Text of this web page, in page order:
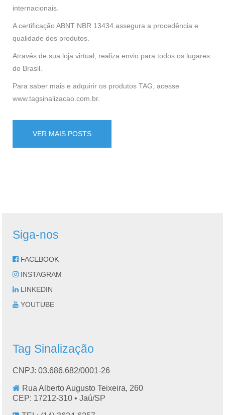
internacionais.
A certificação ABNT NBR 13434 assegura a procedência e
qualidade dos produtos.
Através de sua loja virtual, realiza envio para todos os lugares
do Brasil.
Para saber mais e adquirir os produtos TAG, acesse
www.tagsinalizacao.com.br.
VER MAIS POSTS
Siga-nos
FACEBOOK
INSTAGRAM
LINKEDIN
YOUTUBE
Tag Sinalização
CNPJ: 03.686.682/0001-26
Rua Alberto Augusto Teixeira, 260
CEP: 17212-310 •Jaú/SP